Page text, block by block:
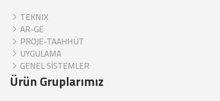
TEKNIX
AR-GE
PROJE-TAAHHÜT
UYGULAMA
GENEL SİSTEMLER
Ürün Gruplarımız